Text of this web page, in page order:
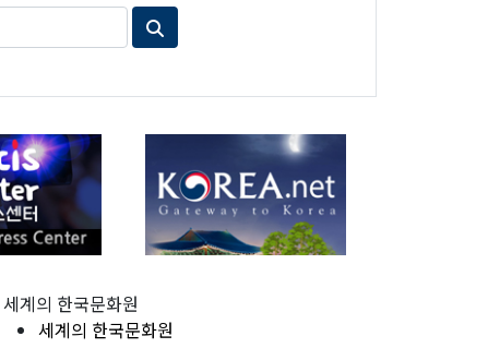
세계의 한국문화원
세계의 한국문화원